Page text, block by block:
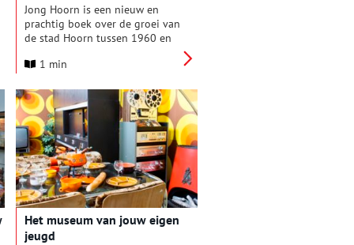
Jong Hoorn is een nieuw en
prachtig boek over de groei van
de stad Hoorn tussen 1960 en
pagina’s op LP-formaat, veel
1 min
Het museum van jouw eigen
jeugd